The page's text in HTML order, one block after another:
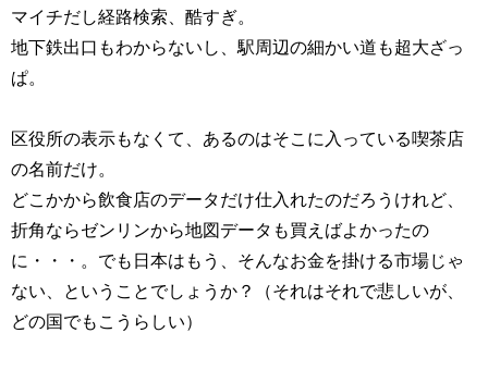
マイチだし経路検索、酷すぎ。
地下鉄出口もわからないし、駅周辺の細かい道も超大ざっ
ぱ。
区役所の表示もなくて、あるのはそこに入っている喫茶店
の名前だけ。
どこかから飲食店のデータだけ仕入れたのだろうけれど、
折角ならゼンリンから地図データも買えばよかったの
に・・・。でも日本はもう、そんなお金を掛ける市場じゃ
ない、ということでしょうか？（それはそれで悲しいが、
どの国でもこうらしい）